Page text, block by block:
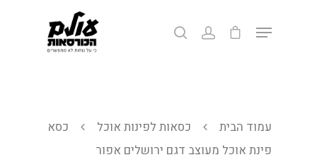
עמוד הבית כסאות לפינות אוכל
כסא
פינת אוכל מעוצב דגם ירושלים אפור